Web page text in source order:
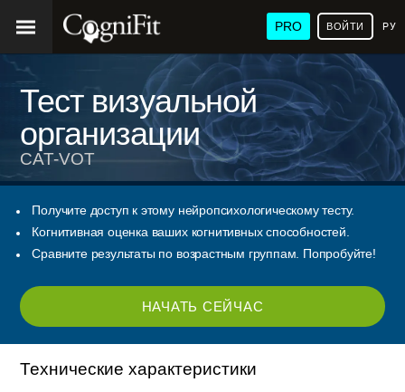
PRO ВОЙТИ
Тест визуальной
организации
CAT-VOT
Получите доступ к этому нейропсихологическому тесту.
Когнитивная оценка ваших когнитивных способностей.
Сравните результаты по возрастным группам. Попробуйте!
НАЧАТЬ СЕЙЧАС
Технические характеристики